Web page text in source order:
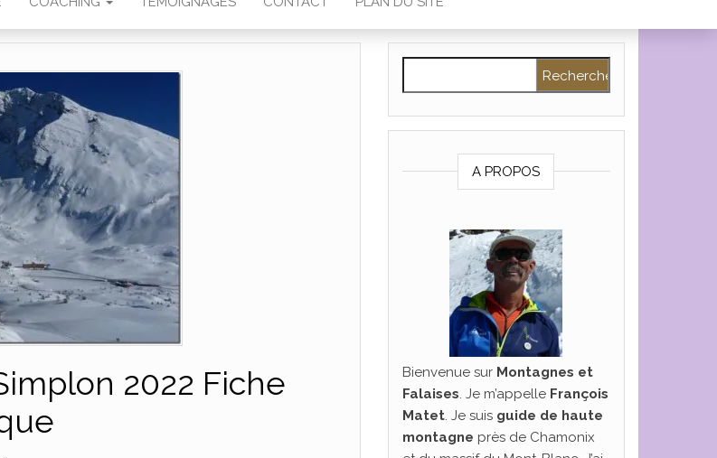
2022 Fiche
A PROPOS
Bienvenue sur Montagnes et
Falaises. Je m’appelle François
Matet. Je suis guide de haute
montagne près de Chamonix